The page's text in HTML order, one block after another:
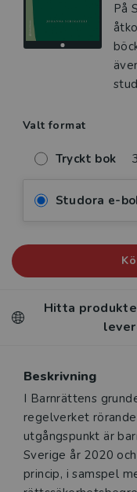
På
Valt format
Tryckt bok
Studora e-
Hitta
Beskrivning
Beskrivning
I Barnrättens
regelverket
utgångspunkt är
Sverige år 2020
princip, i samspel